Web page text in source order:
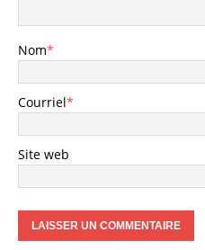
Nom*
Courriel*
Site web